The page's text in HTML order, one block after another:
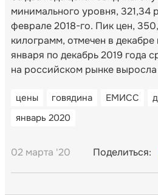
минимального уровня, 321,34
феврале 2018-го. Пик цен,
килограмм, отмечен в
января по декабрь 2019 года
на российском рынке
цены говядина ЕМИСС
январь 2020
02 марта '20 Поделиться: